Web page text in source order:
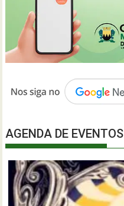
AGENDA DE EVENTOS